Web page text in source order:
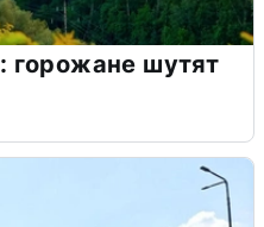
горожане шутят